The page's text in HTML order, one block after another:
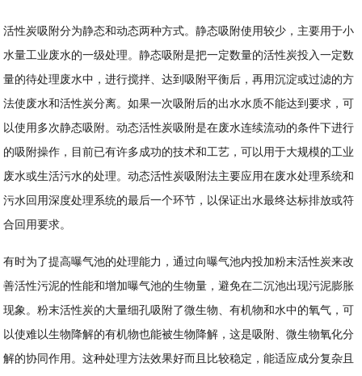
活性炭吸附分为静态和动态两种方式。静态吸附使用较少，主要用于小
水量工业废水的一级处理。静态吸附是把一定数量的活性炭投入一定数
量的待处理废水中，进行搅拌、达到吸附平衡后，再用沉淀或过滤的方
法使废水和活性炭分离。如果一次吸附后的出水水质不能达到要求，可
以使用多次静态吸附。动态活性炭吸附是在废水连续流动的条件下进行
的吸附操作，目前已有许多成功的技术和工艺，可以用于大规模的工业
废水或生活污水的处理。动态活性炭吸附法主要应用在废水处理系统和
污水回用深度处理系统的最后一个环节，以保证出水最终达标排放或符
合回用要求。
有时为了提高曝气池的处理能力，通过向曝气池内投加粉末活性炭来改
善活性污泥的性能和增加曝气池的生物量，避免在二沉池出现污泥膨胀
现象。粉末活性炭的大量细孔吸附了微生物、有机物和水中的氧气，可
以使难以生物降解的有机物也能被生物降解，这是吸附、微生物氧化分
解的协同作用。这种处理方法效果好而且比较稳定，能适应成分复杂且